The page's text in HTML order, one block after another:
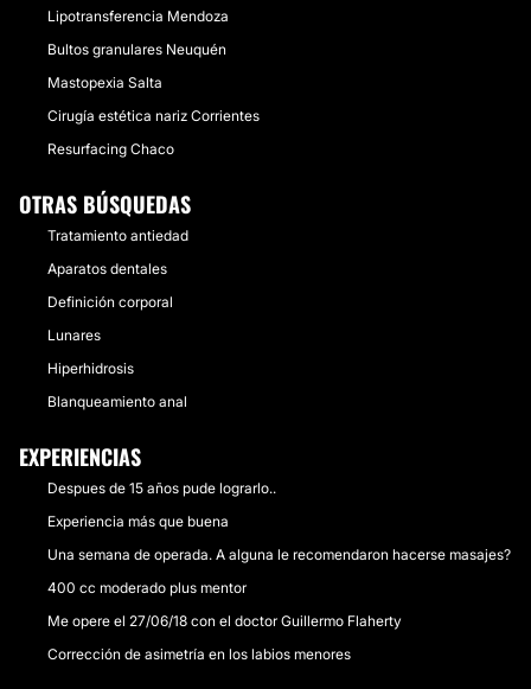
Lipotransferencia Mendoza
Bultos granulares Neuquén
Mastopexia Salta
Cirugía estética nariz Corrientes
Resurfacing Chaco
OTRAS BÚSQUEDAS
Tratamiento antiedad
Aparatos dentales
Definición corporal
Lunares
Hiperhidrosis
Blanqueamiento anal
EXPERIENCIAS
Despues de 15 años pude lograrlo..
Experiencia más que buena
Una semana de operada. A alguna le recomendaron hacerse masajes?
400 cc moderado plus mentor
Me opere el 27/06/18 con el doctor Guillermo Flaherty
Corrección de asimetría en los labios menores